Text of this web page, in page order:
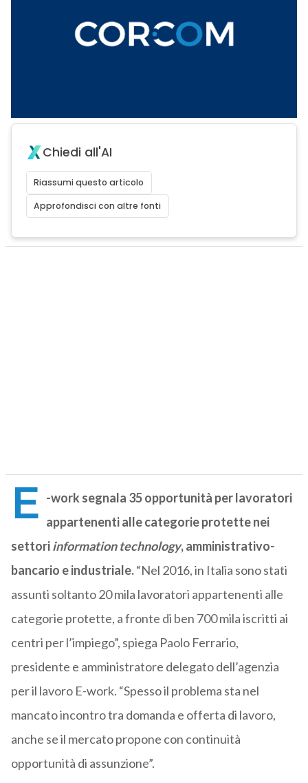
Chiedi all'AI
Riassumi questo articolo
Approfondisci con altre fonti
E -work segnala 35 opportunità per lavoratori
appartenenti alle categorie protette nei
settoriinformation technology, amministrativo-
bancario e industriale.“Nel 2016, in Italia sono stati
assunti soltanto 20 mila lavoratori appartenenti alle
categorie protette, a fronte di ben 700 mila iscritti ai
centri per l’impiego”, spiega Paolo Ferrario,
presidente e amministratore delegato dell’agenzia
per il lavoro E-work. “Spesso il problema sta nel
mancato incontro tra domanda e offerta di lavoro,
anche se il mercato propone con continuità
opportunità di assunzione”.